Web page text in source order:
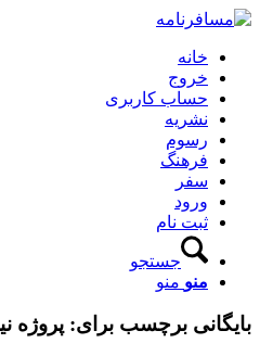
خانه
خروج
حساب کاربری
نشریه
رسوم
فرهنگ
سفر
ورود
ثبت نام
جستجو
منو منو
بایگانی برچسب برای: پروژه